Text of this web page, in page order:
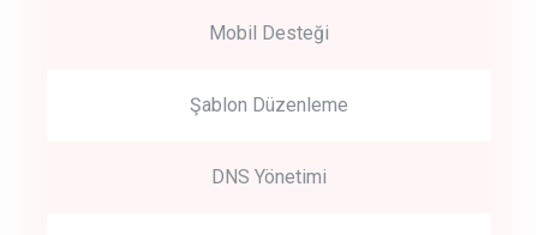
Mobil Desteği
Şablon Düzenleme
DNS Yönetimi